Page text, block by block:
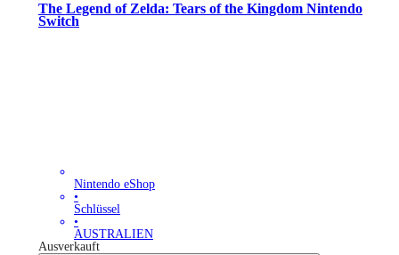
The Legend of Zelda: Tears of the Kingdom Nintendo
Switch
Nintendo eShop
•
Schlüssel
•
AUSTRALIEN
Ausverkauft